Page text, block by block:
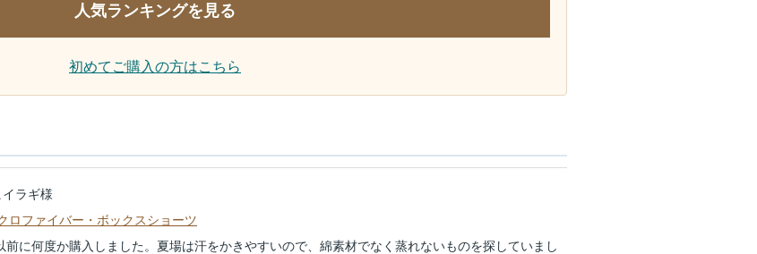
人気ランキングを見る
初めてご購入の方はこちら
イラギ様
ファイバー・ボックスショーツ
に何度か購入しました。夏場は汗をかきやすいので、綿素材でなく蒸れないものを探していまし